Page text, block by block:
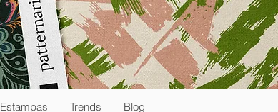
Estampas Trends
Blog